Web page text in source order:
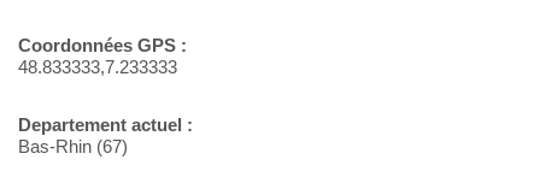
Coordonnées GPS :
48.833333,7.233333
Departement actuel :
Bas-Rhin (67)